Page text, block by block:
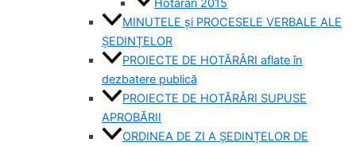
MINUTELE și PROCESELE VERBALE ALE
ȘEDINȚELOR
PROIECTE DE HOTĂRÂRI aflate în
dezbatere publică
PROIECTE DE HOTĂRÂRI SUPUSE
APROBĂRII
ORDINEA DE ZI A ȘEDINȚELOR DE